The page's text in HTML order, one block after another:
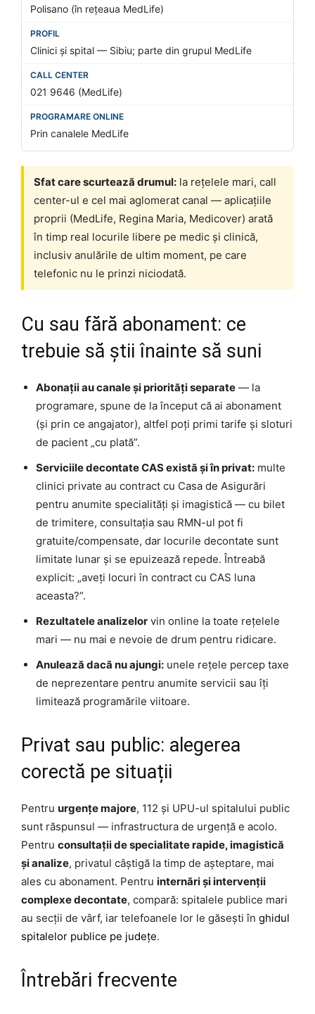
Polisano (în rețeaua MedLife)
Clinici și spital — Sibiu; parte din grupul MedLife
021 9646 (MedLife)
Prin canalele MedLife
Sfat care scurtează drumul: la rețelele mari, call
center-ul e cel mai aglomerat canal — aplicațiile
proprii (MedLife, Regina Maria, Medicover) arată
în timp real locurile libere pe medic și clinică,
inclusiv anulările de ultim moment, pe care
telefonic nu le prinzi niciodată.
Cu sau fără abonament: ce
trebuie să știi înainte să suni
Abonații au canale și priorități separate — la
programare, spune de la început că ai abonament
(și prin ce angajator), altfel poți primi tarife și sloturi
de pacient „cu plată”.
Serviciile decontate CAS există și în privat: multe
clinici private au contract cu Casa de Asigurări
pentru anumite specialități și imagistică — cu bilet
de trimitere, consultația sau RMN-ul pot fi
gratuite/compensate, dar locurile decontate sunt
limitate lunar și se epuizează repede. Întreabă
explicit: „aveți locuri în contract cu CAS luna
aceasta?”.
Rezultatele analizelor vin online la toate rețelele
mari — nu mai e nevoie de drum pentru ridicare.
Anulează dacă nu ajungi: unele rețele percep taxe
de neprezentare pentru anumite servicii sau îți
limitează programările viitoare.
Privat sau public: alegerea
corectă pe situații
Pentru urgențe majore, 112 și UPU-ul spitalului public
sunt răspunsul — infrastructura de urgență e acolo.
Pentru consultații de specialitate rapide, imagistică
și analize, privatul câștigă la timp de așteptare, mai
ales cu abonament. Pentru internări și intervenții
complexe decontate, compară: spitalele publice mari
au secții de vârf, iar telefoanele lor le găsești în ghidul
spitalelor publice pe județe.
Întrebări frecvente